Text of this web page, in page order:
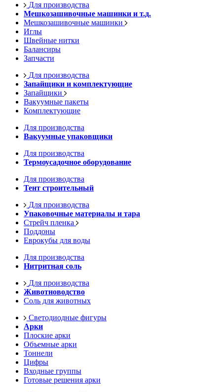
Для производства
Мешкозашивочные машинки и т.д.
Мешкозашивочные машинки
Иглы
Швейные нитки
Балансиры
Запчасти
Для производства
Запайщики и комплектующие
Запайщики
Вакуумные пакеты
Комплектующие
Для производства
Вакуумные упаковщики
Для производства
Термоусадочное оборудование
Для производства
Тент строительный
Для производства
Упаковочные материалы и тара
Стрейч пленка
Поддоны
Еврокубы для воды
Для производства
Нитритная соль
Для производства
Животноводство
Соль для животных
Светодиодные фигуры
Арки
Плоские арки
Объемные арки
Тоннели
Цифры
Входные группы
Готовые решения арки